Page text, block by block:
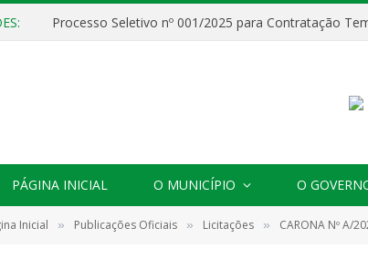
PÁGINA INICIAL O MUNICÍPIO O
Inicial » Publicações Oficiais » Licitações » CARONA Nº A/2021-004